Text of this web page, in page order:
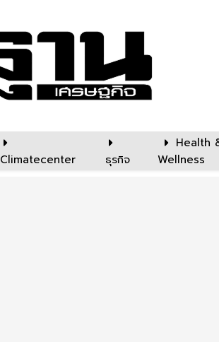
Climatecenter ธุรกิจ
Health
Wellness